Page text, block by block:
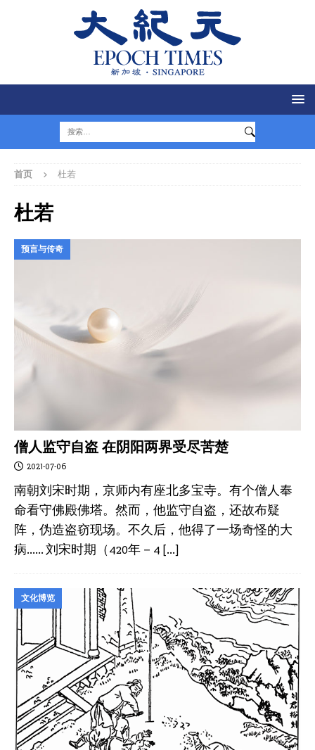
首页 杜若
杜若
预言与传奇
僧人监守自盗 在阴阳两界受尽苦楚
2021-07-06
南朝刘宋时期，京师内有座北多宝寺。有个僧人奉
命看守佛殿佛塔。然而，他监守自盗，还故布疑
阵，伪造盗窃现场。不久后，他得了一场奇怪的大
病…… 刘宋时期（420年－4 […]
文化博览